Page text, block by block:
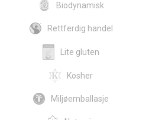
Biodynamisk
Rettferdig handel
Lite gluten
Kosher
Miljøemballasje